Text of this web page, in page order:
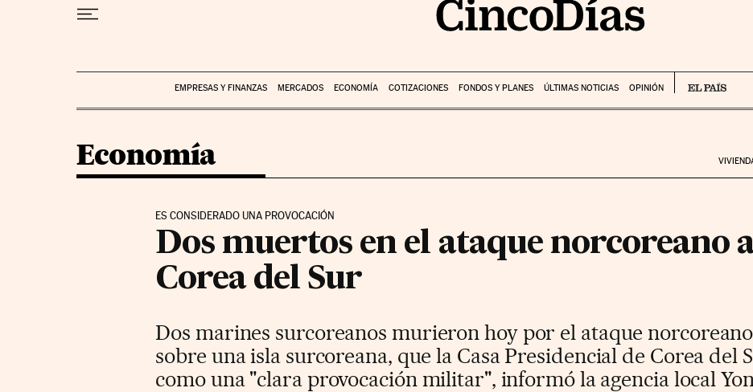
EMPRESAS Y FINANZAS MERCADOS ECONOMÍA COTIZACIONES FONDOS Y PLANES ÚLTIMAS NOTICIAS OPINIÓN
Economía
ES CONSIDERADO UNA PROVOCACIÓN
Dos muertos en el ataque norcoreano
Corea del Sur
Dos marines surcoreanos murieron hoy por el ataque
sobre una isla surcoreana, que la Casa Presidencial de Corea del
como una "clara provocación militar", informó la agencia local